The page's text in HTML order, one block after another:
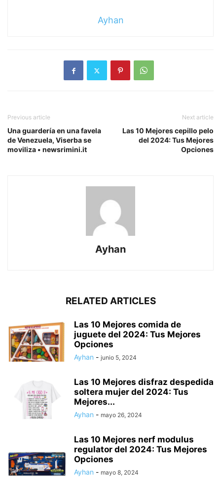
Ayhan
Previous article
Una guardería en una favela
de Venezuela, Viserba se
moviliza • newsrimini.it
Next article
Las 10 Mejores cepillo pelo
del 2024: Tus Mejores
Opciones
Ayhan
RELATED ARTICLES
Las 10 Mejores comida de
juguete del 2024: Tus Mejores
Opciones
Ayhan - junio 5, 2024
Las 10 Mejores disfraz despedida
soltera mujer del 2024: Tus
Mejores...
Ayhan - mayo 26, 2024
Las 10 Mejores nerf modulus
regulator del 2024: Tus Mejores
Opciones
Ayhan - mayo 8, 2024